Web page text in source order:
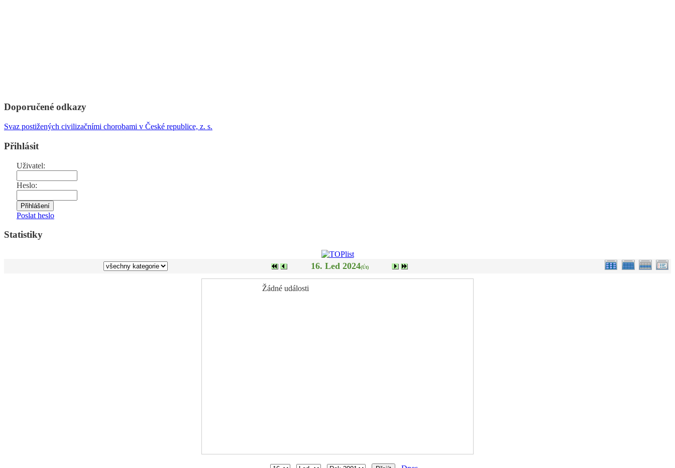
Doporučené odkazy
Svaz postižených civilizačními chorobami v České republice, z. s.
Přihlásit
Uživatel:
Heslo:
Poslat heslo
Statistiky
16. Led 2024(Út)
Žádné události